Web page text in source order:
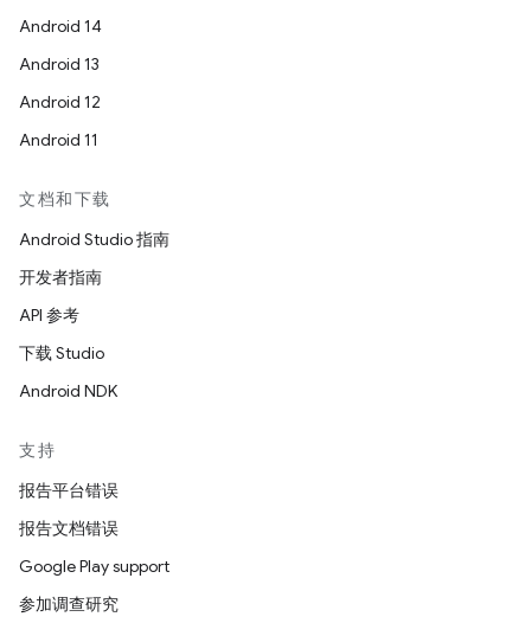
Android 14
Android 13
Android 12
Android 11
文档和下载
Android Studio 指南
开发者指南
API 参考
下载 Studio
Android NDK
支持
报告平台错误
报告文档错误
Google Play support
参加调查研究